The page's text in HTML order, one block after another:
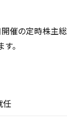
催の定時株主
。
任